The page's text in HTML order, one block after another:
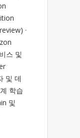
·
스 및
및 데
학습
및